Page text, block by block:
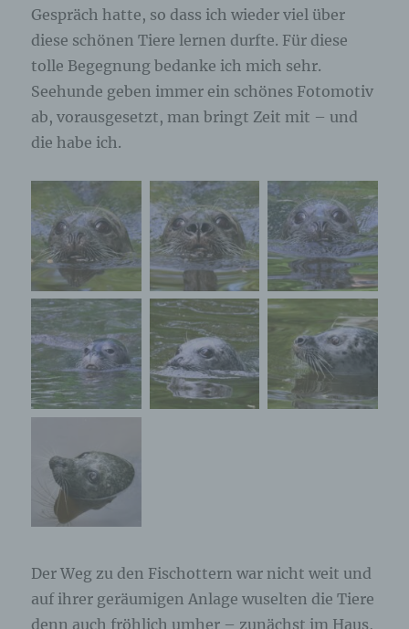
Gespräch hatte, so dass ich wieder viel über
diese schönen Tiere lernen durfte. Für diese
tolle Begegnung bedanke ich mich sehr.
Seehunde geben immer ein schönes Fotomotiv
ab, vorausgesetzt, man bringt Zeit mit – und
die habe ich.
Der Weg zu den Fischottern war nicht weit und
auf ihrer geräumigen Anlage wuselten die Tiere
denn auch fröhlich umher – zunächst im Haus,